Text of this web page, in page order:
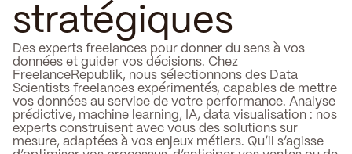
stratégiques
Des experts freelances pour donner du sens à vos
données et guider vos décisions. Chez
FreelanceRepublik, nous sélectionnons des Data
Scientists freelances expérimentés, capables de mettre
vos données au service de votre performance. Analyse
prédictive, machine learning, IA, data visualisation : nos
experts construisent avec vous des solutions sur
mesure, adaptées à vos enjeux métiers. Qu’il s’agisse